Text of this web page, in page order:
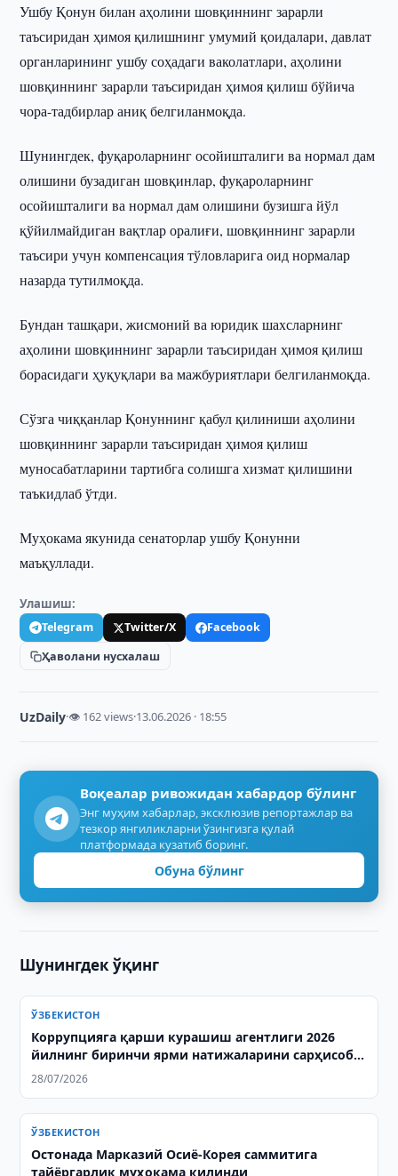
Ушбу Қонун билан аҳолини шовқиннинг зарарли
таъсиридан ҳимоя қилишнинг умумий қоидалари, давлат
органларининг ушбу соҳадаги ваколатлари, аҳолини
шовқиннинг зарарли таъсиридан ҳимоя қилиш бўйича
чора-тадбирлар аниқ белгиланмоқда.
Шунингдек, фуқароларнинг осойишталиги ва нормал дам
олишини бузадиган шовқинлар, фуқароларнинг
осойишталиги ва нормал дам олишини бузишга йўл
қўйилмайдиган вақтлар оралиғи, шовқиннинг зарарли
таъсири учун компенсация тўловларига оид нормалар
назарда тутилмоқда.
Бундан ташқари, жисмоний ва юридик шахсларнинг
аҳолини шовқиннинг зарарли таъсиридан ҳимоя қилиш
борасидаги ҳуқуқлари ва мажбуриятлари белгиланмоқда.
Сўзга чиққанлар Қонуннинг қабул қилиниши аҳолини
шовқиннинг зарарли таъсиридан ҳимоя қилиш
муносабатларини тартибга солишга хизмат қилишини
таъкидлаб ўтди.
Муҳокама якунида сенаторлар ушбу Қонунни
маъқуллади.
Улашиш:
Telegram Twitter/X
Facebook
Ҳаволани нусхалаш
UzDaily·👁 162 views·13.06.2026 · 18:55
Воқеалар ривожидан хабардор бўлинг
Энг муҳим хабарлар, эксклюзив репортажлар ва
тезкор янгиликларни ўзингизга қулай
платформада кузатиб боринг.
Обуна бўлинг
Шунингдек ўқинг
ЎЗБЕКИСТОН
Коррупцияга қарши курашиш агентлиги 2026
йилнинг биринчи ярми натижаларини сарҳисоб
қилди
28/07/2026
ЎЗБЕКИСТОН
Остонада Марказий Осиё-Корея саммитига
тайёргарлик муҳокама қилинди